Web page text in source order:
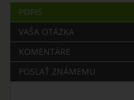
POPIS
VAŠA OTÁZKA
KOMENTÁRE
POSLAŤ ZNÁMEMU